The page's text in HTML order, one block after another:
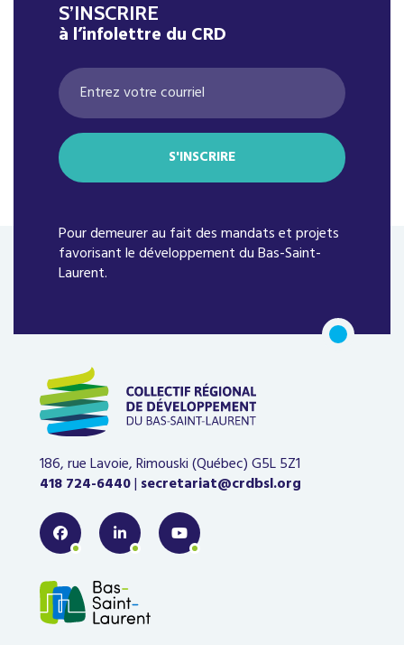
S’INSCRIRE
à l’infolettre du CRD
Pour demeurer au fait des mandats et projets
favorisant le développement du Bas-Saint-
Laurent.
186, rue Lavoie, Rimouski (Québec)G5L 5Z1
418 724-6440| secretariat@crdbsl.org